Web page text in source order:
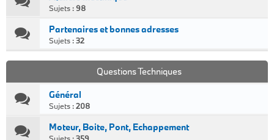
Sujets :98
Partenaires et bonnes adresses
Sujets :32
Questions Techniques
Général
Sujets :208
Moteur, Boite, Pont, Echappement